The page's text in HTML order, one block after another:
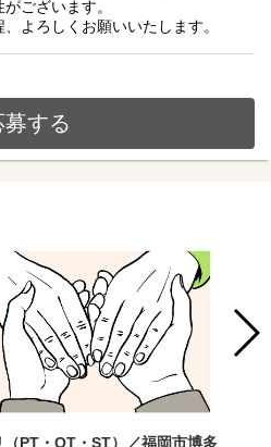
ございます。
、よろしくお願いいたします。
募する
（PT・OT・ST）／福岡市博多